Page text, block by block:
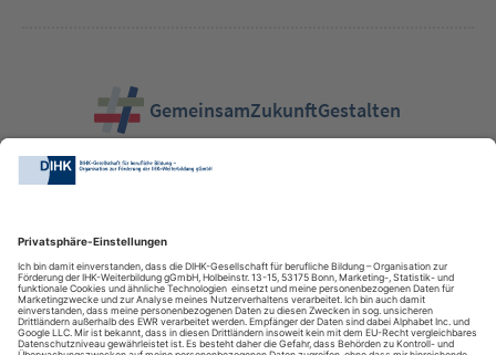
GemeinsamZukunftGestalten
DIHK-Bildungs-gGmbH
Besuchen Sie auch: